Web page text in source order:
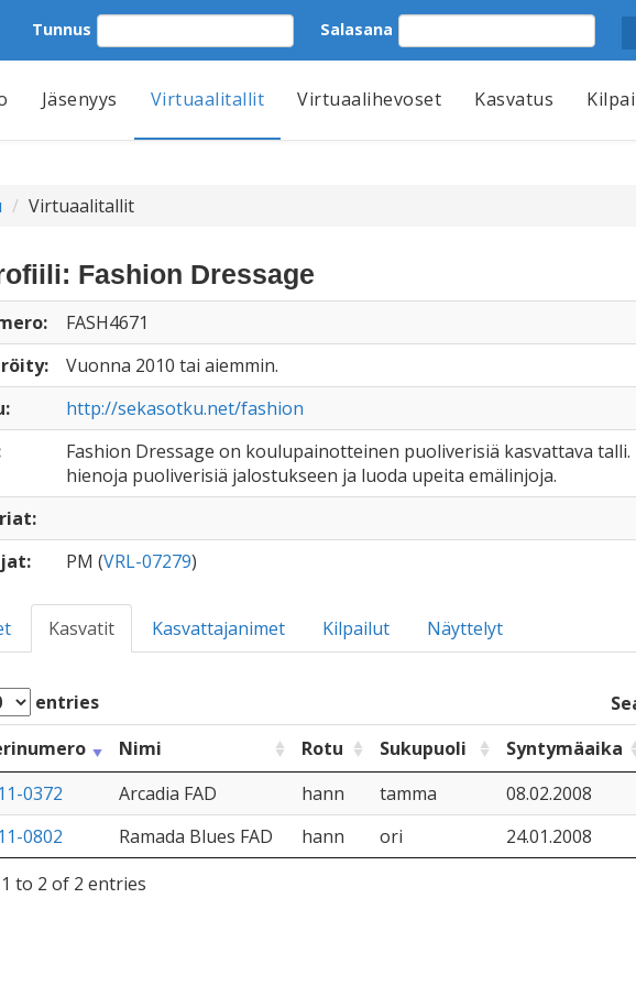
Tunnus Salasana
Jäsenyys Virtuaalitallit Virtuaalihevoset Kasvatus
Virtuaalitallit
Fashion Dressage
FASH4671
Vuonna 2010 tai aiemmin.
http://sekasotku.net/fashion
Fashion Dressage on koulupainotteinen puoliverisiä kasvattava
hienoja puoliverisiä jalostukseen ja luoda upeita emälinjoja.
PM (VRL-07279)
Kasvatit Kasvattajanimet Kilpailut Näyttelyt
entries
Nimi Rotu Sukupuoli Syntymäaika
0372
Arcadia FAD hann tamma 08.02.2008
0802
Ramada Blues FAD hann ori 24.01.2008
to 2 of 2 entries